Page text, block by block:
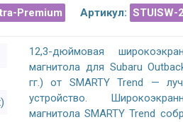
Premium Артикул: STUISW-
12,3-дюймовая
магнитола для Subaru
гг.) от SMARTY Trend —
устройство.
магнитола SMARTY Trend